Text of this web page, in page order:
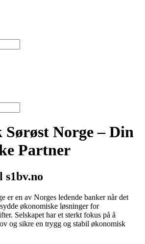
Sørøst Norge – Din
Partner
s1bv.no
er en av Norges ledende banker når det
økonomiske løsninger for
Selskapet har et sterkt fokus på å
og sikre en trygg og stabil økonomisk